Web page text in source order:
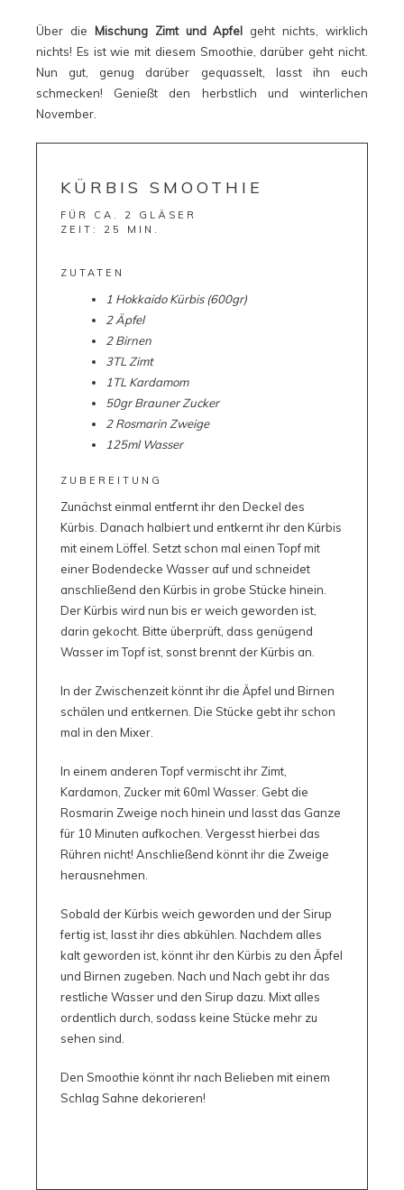
Über die Mischung Zimt und Apfel geht nichts, wirklich
nichts! Es ist wie mit diesem Smoothie, darüber geht nicht.
Nun gut, genug darüber gequasselt, lasst ihn euch
schmecken! Genießt den herbstlich und winterlichen
November.
KÜRBIS SMOOTHIE
FÜR CA. 2 GLÄSER
ZEIT: 25 MIN.
ZUTATEN
1 Hokkaido Kürbis (600gr)
2 Äpfel
2 Birnen
3TL Zimt
1TL Kardamom
50gr Brauner Zucker
2 Rosmarin Zweige
125ml Wasser
ZUBEREITUNG
Zunächst einmal entfernt ihr den Deckel des
Kürbis. Danach halbiert und entkernt ihr den Kürbis
mit einem Löffel. Setzt schon mal einen Topf mit
einer Bodendecke Wasser auf und schneidet
anschließend den Kürbis in grobe Stücke hinein.
Der Kürbis wird nun bis er weich geworden ist,
darin gekocht. Bitte überprüft, dass genügend
Wasser im Topf ist, sonst brennt der Kürbis an.
In der Zwischenzeit könnt ihr die Äpfel und Birnen
schälen und entkernen. Die Stücke gebt ihr schon
mal in den Mixer.
In einem anderen Topf vermischt ihr Zimt,
Kardamon, Zucker mit 60ml Wasser. Gebt die
Rosmarin Zweige noch hinein und lasst das Ganze
für 10 Minuten aufkochen. Vergesst hierbei das
Rühren nicht! Anschließend könnt ihr die Zweige
herausnehmen.
Sobald der Kürbis weich geworden und der Sirup
fertig ist, lasst ihr dies abkühlen. Nachdem alles
kalt geworden ist, könnt ihr den Kürbis zu den Äpfel
und Birnen zugeben. Nach und Nach gebt ihr das
restliche Wasser und den Sirup dazu. Mixt alles
ordentlich durch, sodass keine Stücke mehr zu
sehen sind.
Den Smoothie könnt ihr nach Belieben mit einem
Schlag Sahne dekorieren!